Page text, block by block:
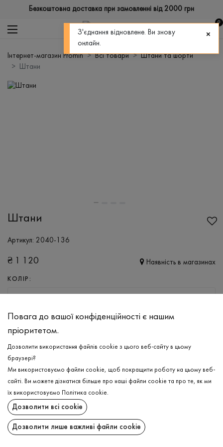
Безкоштовна доставка при замовленні від 2000 грн
0
Інтернет-магазин Promin Всі товари
Штани та шорти
Штани
Штани
Артикул: 2040-136
₴ 1 120 Наявність в магазинах
КОЛІР:
ДОДАТИ ДО КОШИКА
ОБЕРІТЬ РОЗМІР
Штани
ДОДАТИ ДО КОШИКА
ОПИС
Повага до вашої конфіденційності є нашим
пріоритетом.
Дозволити використання файлів cookie з цього веб-сайту в цьому
браузері?
Ми використовуємо файли cookie, щоб покращити роботу на цьому веб-
сайті. Ви можете дізнатися більше про наші файли cookie та про те, як ми
їх використовуємо
Політика cookie.
Дозволити всі cookie
Дозволити лише важливі файли cookie
З'єднання відновлене. Ви знову
онлайн.